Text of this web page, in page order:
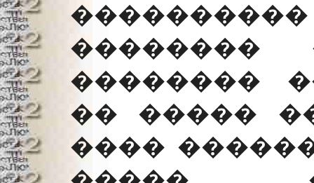
��������
��������
�� �����
����